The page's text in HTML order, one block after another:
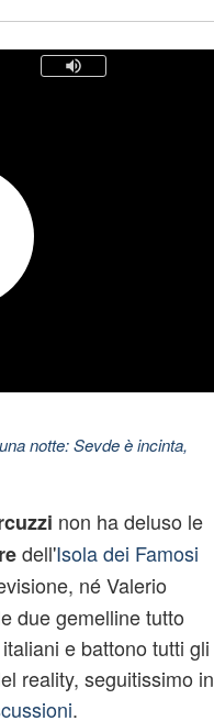
notte: Sevde è incinta,
non ha deluso le
dell'Isola dei Famosi
né Valerio
due gemelline tutto
e battono tutti gli
reality, seguitissimo in
.